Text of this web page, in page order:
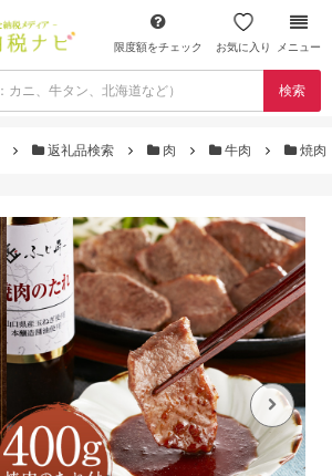
限度額をチェック お気に入り メニュー
検索
返礼品検索 肉 牛肉 焼肉